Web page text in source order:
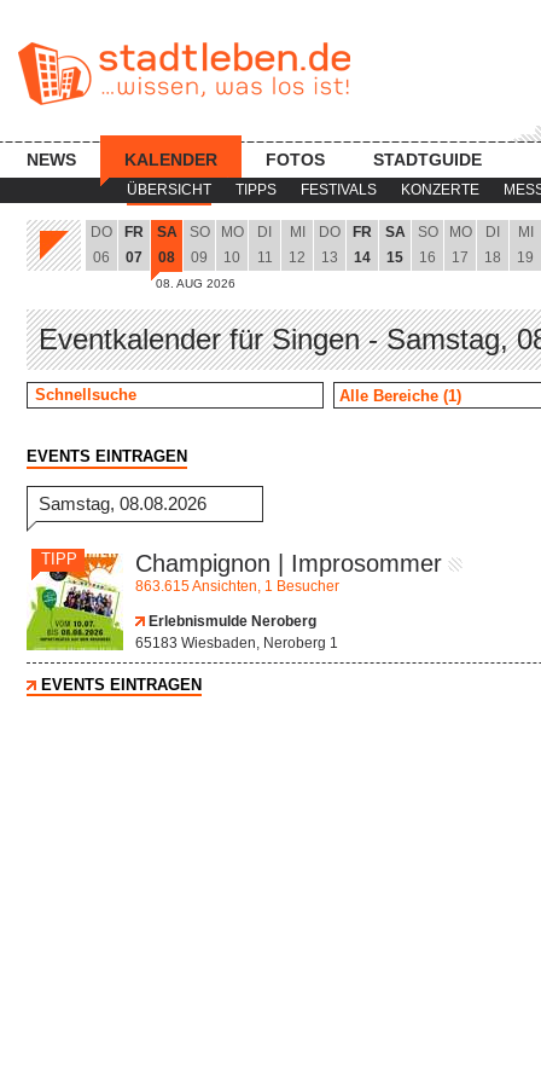
ÜBERSICHT TIPPS FESTIVALS KONZERTE
NEWS KALENDER FOTOS STADTGUIDE
DO
06
FR
07
SA
08
08. AUG 2026
SO
09
MO
10
DI
11
MI
12
DO
13
FR
14
SA
15
SO
16
MO
17
DI
18
MI
19
Eventkalender für Singen - Samstag,
EVENTS EINTRAGEN
Samstag, 08.08.2026
TIPP Champignon | Improsommer
863.615 Ansichten, 1 Besucher
Erlebnismulde Neroberg
65183 Wiesbaden, Neroberg 1
EVENTS EINTRAGEN